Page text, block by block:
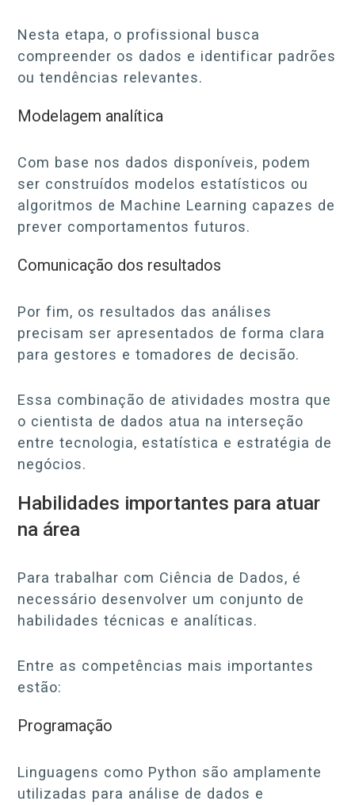
Nesta etapa, o profissional busca
compreender os dados e identificar padrões
ou tendências relevantes.
Modelagem analítica
Com base nos dados disponíveis, podem
ser construídos modelos estatísticos ou
algoritmos de Machine Learning capazes de
prever comportamentos futuros.
Comunicação dos resultados
Por fim, os resultados das análises
precisam ser apresentados de forma clara
para gestores e tomadores de decisão.
Essa combinação de atividades mostra que
o cientista de dados atua na interseção
entre tecnologia, estatística e estratégia de
negócios.
Habilidades importantes para atuar
na área
Para trabalhar com Ciência de Dados, é
necessário desenvolver um conjunto de
habilidades técnicas e analíticas.
Entre as competências mais importantes
estão:
Programação
Linguagens como Python são amplamente
utilizadas para análise de dados e